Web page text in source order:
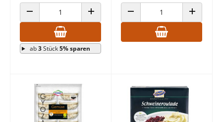
ANZAHL VERRINGERN ANZAHL ERHÖHEN
ab3Stück5% sparen
ANZAHL VERRINGERN ANZAHL